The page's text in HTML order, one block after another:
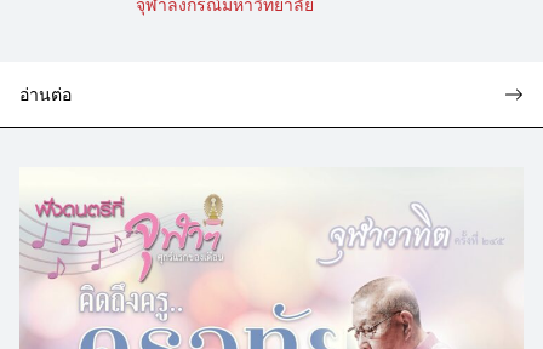
จุฬาลงกรณ์มหาวิทยาลัย
อ่านต่อ